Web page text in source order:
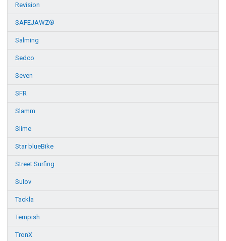
Revision
SAFEJAWZ®
Salming
Sedco
Seven
SFR
Slamm
Slime
Star blueBike
Street Surfing
Sulov
Tackla
Tempish
TronX